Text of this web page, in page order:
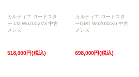
カルティエ ロードスタ
ー LM W62002V3 中古
メンズ
518,000円(税込)
カルティエ ロードスタ
ーGMT W62032X6 中古
メンズ
698,000円(税込)